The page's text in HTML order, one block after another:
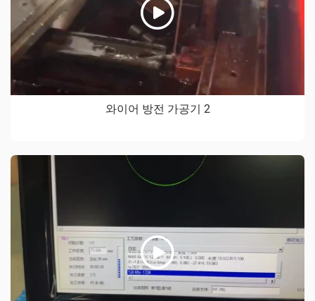
와이어 방전 가공기 2